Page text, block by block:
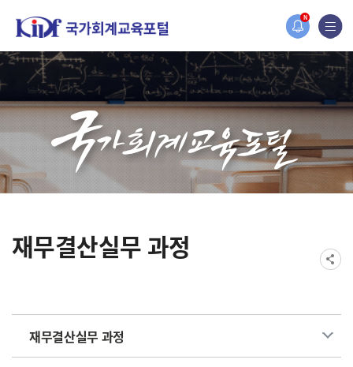
N
홈페이지가 새롭게 개편되었습니다.
한국조세재정연구원홈페이지가 새롭게 개설되었습니다.
재무결산실무 과정
재무결산실무 과정